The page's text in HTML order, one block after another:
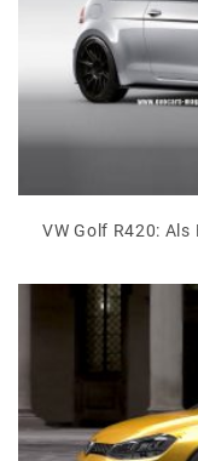
VW Golf R420: Als